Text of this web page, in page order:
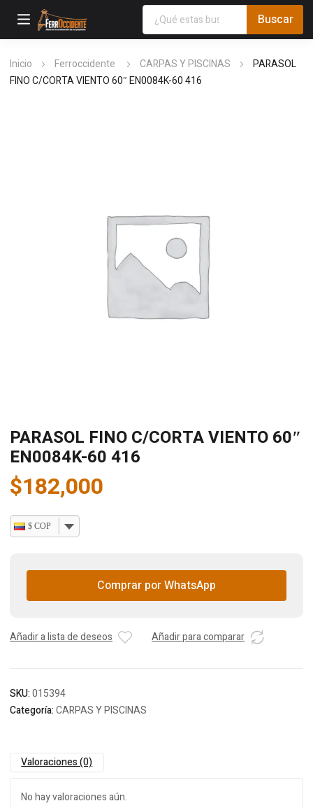
Inicio Ferroccidente CARPAS Y PISCINAS
PARASOL
FINO C/CORTA VIENTO 60″ EN0084K-60 416
PARASOL FINO C/CORTA VIENTO 60″
EN0084K-60 416
$182,000
$ COP
Comprar por WhatsApp
Añadir a lista de deseos Añadir para comparar
SKU:015394
Categoría:CARPAS Y PISCINAS
Valoraciones (0)
No hay valoraciones aún.